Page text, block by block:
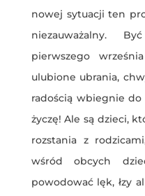
nowej sytuacji ten
niezauważalny.
pierwszego
ulubione ubrania,
radością wbiegnie
życzę! Ale są dzieci,
rozstania z
wśród obcych
powodować lęk, łzy